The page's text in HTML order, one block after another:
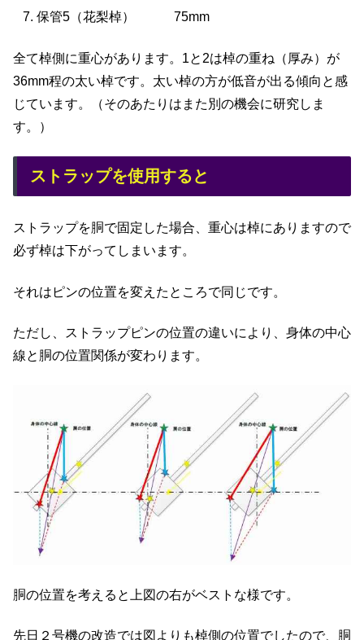
保管5（花梨棹） 75mm
全て棹側に重心があります。1と2は棹の重ね（厚み）が
36mm程の太い棹です。太い棹の方が低音が出る傾向と感
じています。（そのあたりはまた別の機会に研究しま
す。）
ストラップを使用すると
ストラップを胴で固定した場合、重心は棹にありますので
必ず棹は下がってしまいます。
それはピンの位置を変えたところで同じです。
ただし、ストラップピンの位置の違いにより、身体の中心
線と胴の位置関係が変わります。
胴の位置を考えると上図の右がベストな様です。
先日２号機の改造では図よりも棹側の位置でしたので、胴